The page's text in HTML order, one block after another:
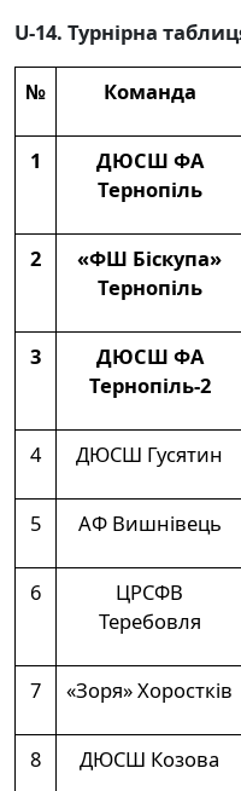
U-14. Турнірна
№ Команда
1
ДЮСШ ФА
Тернопіль
2
«ФШ Біскупа»
Тернопіль
3
ДЮСШ ФА
Тернопіль-2
4 ДЮСШ Гусятин
5 АФ Вишнівець
6
ЦРСФВ
Теребовля
7 «Зоря» Хоростків
8 ДЮСШ Козова